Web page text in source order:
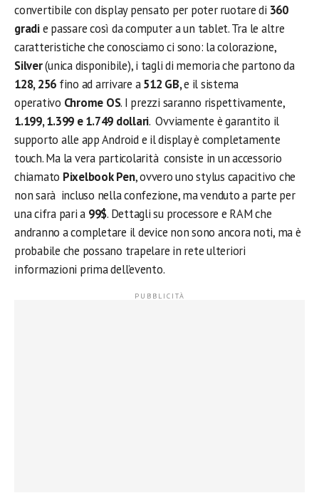
convertibile con display pensato per poter ruotare di 360
gradie passare così da computer a un tablet. Tra le altre
caratteristiche che conosciamo ci sono: la colorazione,
Silver(unica disponibile), i tagli di memoria che partono da
128, 256 fino ad arrivare a512 GB,e il sistema
operativo Chrome OS. I prezzi saranno rispettivamente,
1.199, 1.399 e 1.749 dollari. Ovviamente è garantito il
supporto alle app Android e il display è completamente
touch. Ma la vera particolarità consiste in un accessorio
chiamato Pixelbook Pen, ovvero uno stylus capacitivo che
non sarà incluso nella confezione, ma venduto a parte per
una cifra pari a 99$. Dettagli su processore e RAM che
andranno a completare il device non sono ancora noti, ma è
probabile che possano trapelare in rete ulteriori
informazioni prima dell’evento.